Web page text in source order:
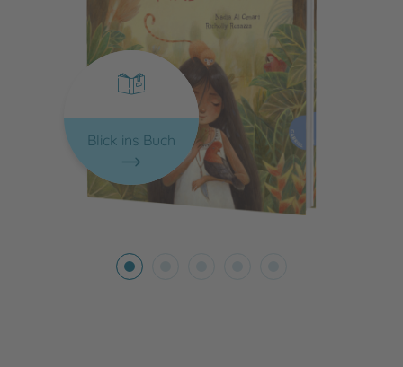
Blick ins Buch